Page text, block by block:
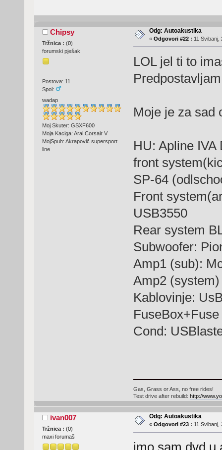
Chipsy
Tržnica : (0)
forumski pješak
Postova: 11
Spol:
wadap
Moj Skuter: GSXF600
Moja Kaciga: Arai Corsair V
MojSpuh: Akrapovič supersport
line
Odg: Autoakustika
« Odgovori #22 : 11 Svibanj,
LOL jel ti to
Moje je za sad
HU: Apline IVA
front
SP-64
Front
USB3550
Rear system
Subwoofer:
Amp1 (sub):
Amp2
Kablovinje:
Cond:
Gas, Grass or Ass, no free rides!
Test drive after rebuild: http://
ivan007
Tržnica : (0)
maxi forumaš
Odg: Autoakustika
« Odgovori #23 : 11 Svibanj,
imo sam dvd u